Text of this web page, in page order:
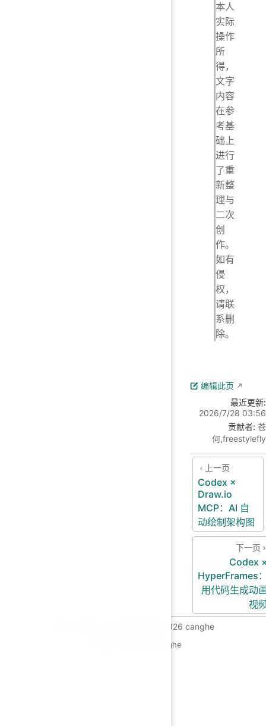
本人
实际
操作
所
得，
文字
内容
在参
考基
础上
进行
了重
新整
理与
二次
创
作。
如有
侵
权，
请联
系删
除。
编辑此页
最近更新:
2026/7/28 03:56
贡献者: 苍
何,freestylefly
上一页
Codex ×
Draw.io
MCP：AI 自
动绘制架构图
下一页
Codex
HyperFrames
用代码生成动
视
MIT Licensed | Copyright © 2026 canghe
Copyright © 2026 canghe